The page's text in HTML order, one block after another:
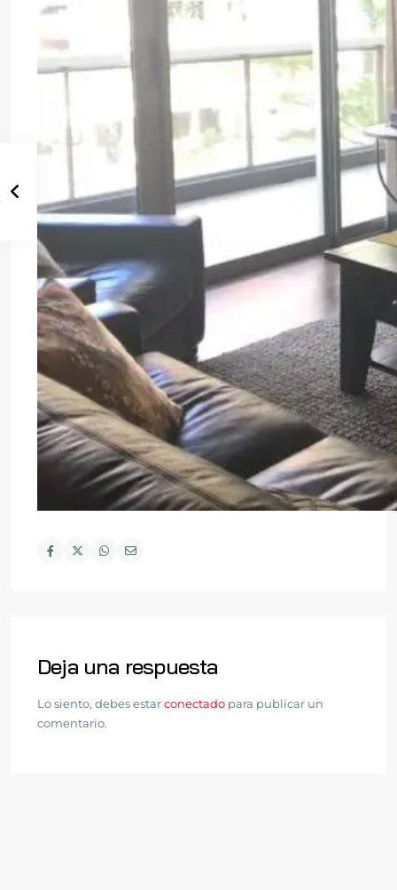
Deja una respuesta
Lo siento, debes estarconectado para publicar un
comentario.